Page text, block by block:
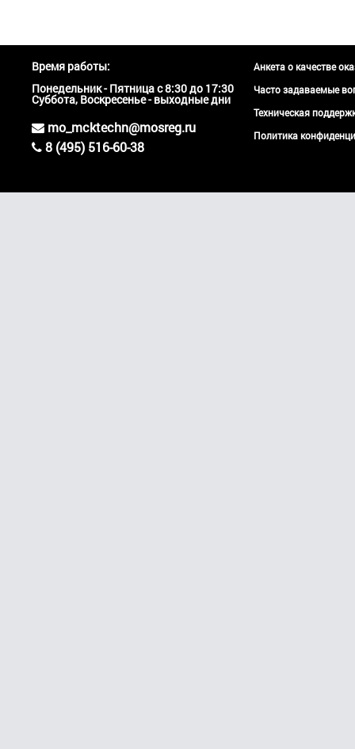
Время работы:
Понедельник - Пятница с 8:30 до 17:30
Суббота, Воскресенье - выходные дни
mo_mcktechn@mosreg.ru
8 (495) 516-60-38
Анкета о качестве
Часто задаваемые
Техническая
Политика